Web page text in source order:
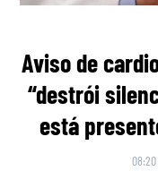
Aviso de
“destrói
está